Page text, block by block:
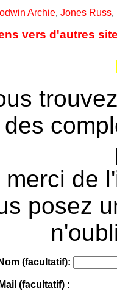
Archie, Jones Russ,
vers d'autres
merci de
posez
Nom (facultatif):
Mail (facultatif) :